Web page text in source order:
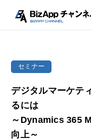
セミナー
デジタルマーケテ
るには
～Dynamics 365
向上～